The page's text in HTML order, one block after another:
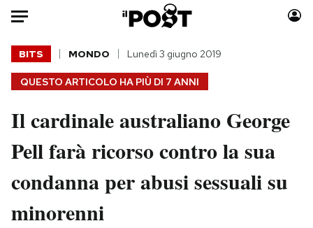
Auto
HOME
Italia
Politica
Tecnologia
Scienza
Moda
Consumismi
Storie/Idee
QUESTO ARTICOLO HA PIÙ DI 7 ANNI
BITS MONDO Lunedì 3 giugno 2019
Il cardinale australiano George
Pell farà ricorso contro la sua
condanna per abusi sessuali su
minorenni